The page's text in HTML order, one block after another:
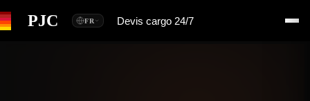
PJC FR Devis cargo 24/7